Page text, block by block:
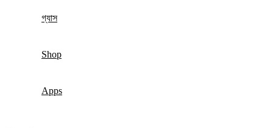
গ্যাস
Shop
Apps